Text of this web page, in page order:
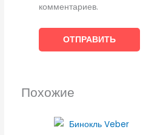
комментариев.
Похожие